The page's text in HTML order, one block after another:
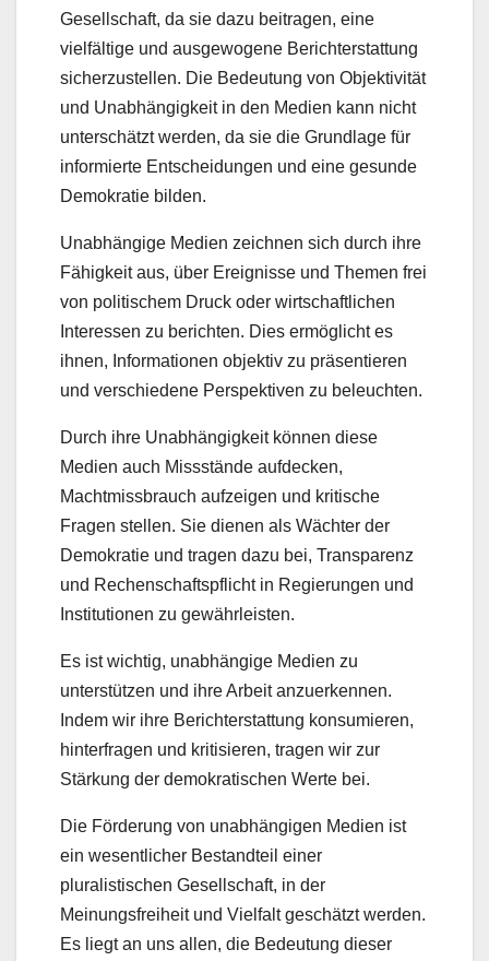
Gesellschaft, da sie dazu beitragen, eine
vielfältige und ausgewogene Berichterstattung
sicherzustellen. Die Bedeutung von Objektivität
und Unabhängigkeit in den Medien kann nicht
unterschätzt werden, da sie die Grundlage für
informierte Entscheidungen und eine gesunde
Demokratie bilden.
Unabhängige Medien zeichnen sich durch ihre
Fähigkeit aus, über Ereignisse und Themen frei
von politischem Druck oder wirtschaftlichen
Interessen zu berichten. Dies ermöglicht es
ihnen, Informationen objektiv zu präsentieren
und verschiedene Perspektiven zu beleuchten.
Durch ihre Unabhängigkeit können diese
Medien auch Missstände aufdecken,
Machtmissbrauch aufzeigen und kritische
Fragen stellen. Sie dienen als Wächter der
Demokratie und tragen dazu bei, Transparenz
und Rechenschaftspflicht in Regierungen und
Institutionen zu gewährleisten.
Es ist wichtig, unabhängige Medien zu
unterstützen und ihre Arbeit anzuerkennen.
Indem wir ihre Berichterstattung konsumieren,
hinterfragen und kritisieren, tragen wir zur
Stärkung der demokratischen Werte bei.
Die Förderung von unabhängigen Medien ist
ein wesentlicher Bestandteil einer
pluralistischen Gesellschaft, in der
Meinungsfreiheit und Vielfalt geschätzt werden.
Es liegt an uns allen, die Bedeutung dieser